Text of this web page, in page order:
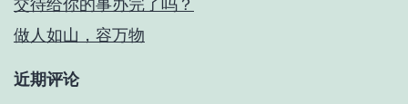
做人如山，容万物
近期评论